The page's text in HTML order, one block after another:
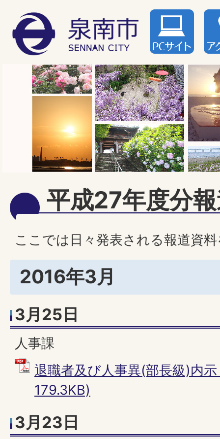
平成27年度分
ここでは日々発表される報道資
2016年3月
3月25日
人事課
退職者及び人事異(部長級)内
179.3KB)
3月23日